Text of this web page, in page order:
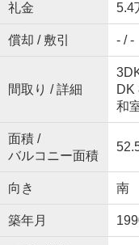
礼金 5.4
償却 / 敷引 - / -
間取り / 詳細
DK
和
面積 /
バルコニー面積
向き 南
築年月